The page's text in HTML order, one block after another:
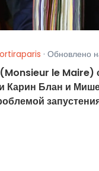
· Обновлено
le Maire)
Карин Блан и